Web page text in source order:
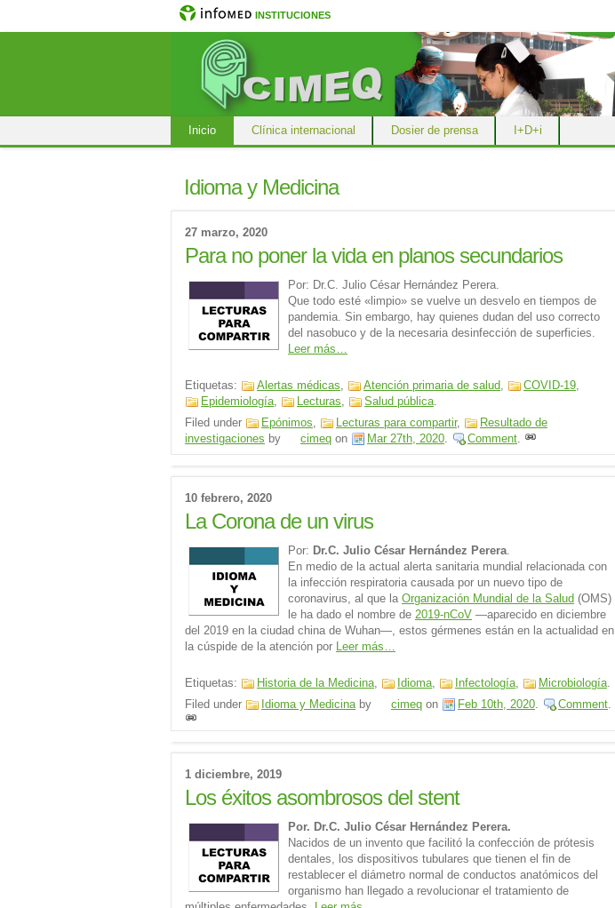
INSTITUCIONES
Inicio Clínica internacional Dosier de prensa I+D+i
Idioma y Medicina
27 marzo, 2020
Para no poner la vida en planos secundarios
Por: Dr.C. Julio César Hernández Perera.
Que todo esté «limpio» se vuelve un desvelo en tiempos de
pandemia. Sin embargo, hay quienes dudan del uso correcto
del nasobuco y de la necesaria desinfección de superficies.
Leer más…
Etiquetas: Alertas médicas, Atención primaria de salud, COVID-19,
Epidemiología, Lecturas, Salud pública.
Filed under
Epónimos, Lecturas para compartir,
Resultado de
investigaciones by cimeq on Mar 27th, 2020. Comment.
10 febrero, 2020
La Corona de un virus
Por: Dr.C. Julio César Hernández Perera.
En medio de la actual alerta sanitaria mundial relacionada con
la infección respiratoria causada por un nuevo tipo de
coronavirus, al que la Organización Mundial de la Salud (OMS)
le ha dado el nombre de 2019-nCoV —aparecido en diciembre
del 2019 en la ciudad china de Wuhan—, estos gérmenes están en la actualidad en
la cúspide de la atención por Leer más…
Etiquetas: Historia de la Medicina, Idioma, Infectología, Microbiología.
Filed under
Idioma y Medicinaby cimeq on Feb 10th, 2020. Comment.
1 diciembre, 2019
Los éxitos asombrosos del stent
Por. Dr.C. Julio César Hernández Perera.
Nacidos de un invento que facilitó la confección de prótesis
dentales, los dispositivos tubulares que tienen el fin de
restablecer el diámetro normal de conductos anatómicos del
organismo han llegado a revolucionar el tratamiento de